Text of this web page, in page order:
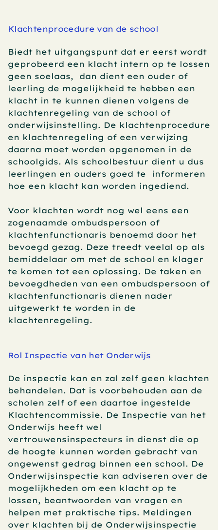
Klachtenprocedure van de school
Biedt het uitgangspunt dat er eerst wordt
geprobeerd een klacht intern op te lossen
geen soelaas,  dan dient een ouder of
leerling de mogelijkheid te hebben een
klacht in te kunnen dienen volgens de
klachtenregeling van de school of
onderwijsinstelling. De klachtenprocedure
en klachtenregeling of een verwijzing
daarna moet worden opgenomen in de
schoolgids. Als schoolbestuur dient u dus
leerlingen en ouders goed te  informeren
hoe een klacht kan worden ingediend.
Voor klachten wordt nog wel eens een
zogenaamde ombudspersoon of
klachtenfunctionaris benoemd door het
bevoegd gezag. Deze treedt veelal op als
bemiddelaar om met de school en klager
te komen tot een oplossing. De taken en
bevoegdheden van een ombudspersoon of
klachtenfunctionaris dienen nader
uitgewerkt te worden in de
klachtenregeling.
Rol Inspectie van het Onderwijs
De inspectie kan en zal zelf geen klachten
behandelen. Dat is voorbehouden aan de
scholen zelf of een daartoe ingestelde
Klachtencommissie. De Inspectie van het
Onderwijs heeft wel
vertrouwensinspecteurs in dienst die op
de hoogte kunnen worden gebracht van
ongewenst gedrag binnen een school. De
Onderwijsinspectie kan adviseren over de
mogelijkheden om een klacht op te
lossen, beantwoorden van vragen en
helpen met praktische tips. Meldingen
over klachten bij de Onderwijsinspectie